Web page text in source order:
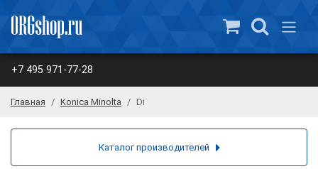
+7 495 971-77-28
Главная Konica Minolta Di